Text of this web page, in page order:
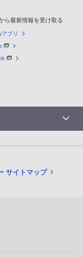
ら最新情報を受け取る
アプリ
サイトマップ